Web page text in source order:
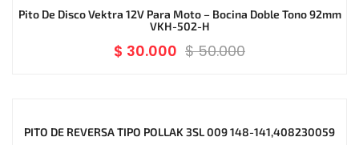
-40%
Pito De Disco Vektra 12V Para Moto – Bocina Doble Tono 92mm
VKH-502-H
$50.000
$ 30.000
PITO DE REVERSA TIPO POLLAK 3SL 009 148-141,408230059